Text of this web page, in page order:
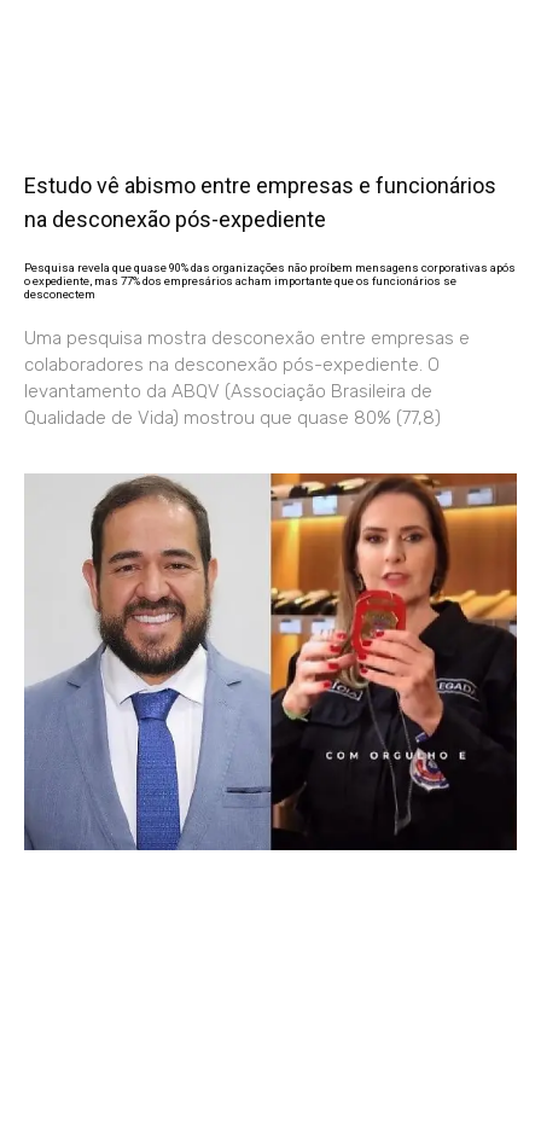
Estudo vê abismo entre empresas e funcionários
na desconexão pós-expediente
Pesquisa revela que quase 90% das organizações não proíbem mensagens corporativas após
o expediente, mas 77% dos empresários acham importante que os funcionários se
desconectem
Uma pesquisa mostra desconexão entre empresas e
colaboradores na desconexão pós-expediente. O
levantamento da ABQV (Associação Brasileira de
Qualidade de Vida) mostrou que quase 80% (77,8)